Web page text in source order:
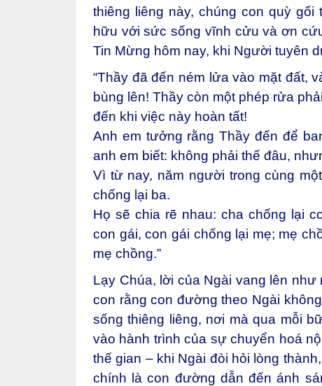
thiêng liêng này, chúng con quỳ
hữu với sức sống vĩnh cửu và ơn
Tin Mừng hôm nay, khi Người tuyên
“Thầy đã đến ném lửa vào mặt đất,
bùng lên! Thầy còn một phép rửa
đến khi việc này hoàn tất!
Anh em tưởng rằng Thầy đến để
anh em biết: không phải thế đâu,
Vì từ nay, năm người trong cùng
chống lại ba.
Họ sẽ chia rẽ nhau: cha chống lại
con gái, con gái chống lại mẹ; mẹ
mẹ chồng.”
Lạy Chúa, lời của Ngài vang lên
con rằng con đường theo Ngài
sống thiêng liêng, nơi mà qua mỗi
vào hành trình của sự chuyển hoá
thế gian – khi Ngài đòi hỏi lòng
chính là con đường dẫn đến ánh